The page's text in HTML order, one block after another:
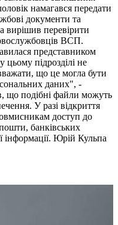
намагався передати
документи та
вирішив перевірити
ВСП.
представником
цьому підрозділі не
що це могла бути
даних", -
що подібні файли можуть
У разі відкриття
доступ до
банківських
інформації. Юрій Кульпа